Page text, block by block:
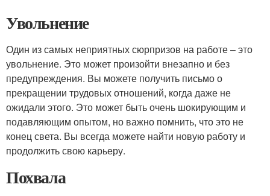
Увольнение
Один из самых неприятных сюрпризов на работе – это
увольнение. Это может произойти внезапно и без
предупреждения. Вы можете получить письмо о
прекращении трудовых отношений, когда даже не
ожидали этого. Это может быть очень шокирующим и
подавляющим опытом, но важно помнить, что это не
конец света. Вы всегда можете найти новую работу и
продолжить свою карьеру.
Похвала